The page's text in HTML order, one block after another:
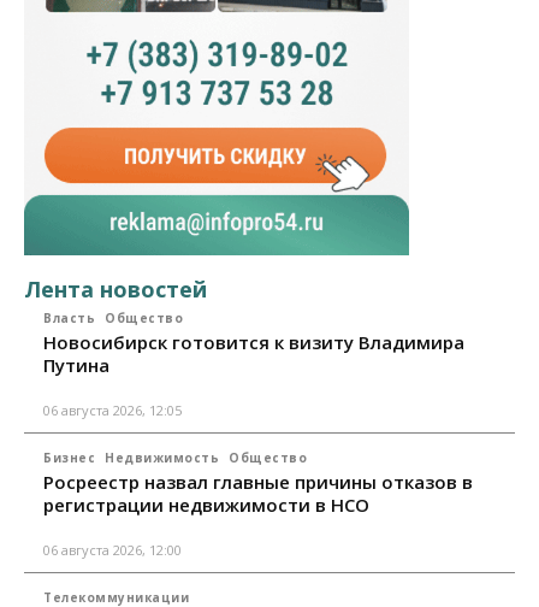
Лента новостей
Власть Общество
Новосибирск готовится к визиту Владимира
Путина
06 августа 2026, 12:05
Бизнес Недвижимость Общество
Росреестр назвал главные причины отказов в
регистрации недвижимости в НСО
06 августа 2026, 12:00
Телекоммуникации